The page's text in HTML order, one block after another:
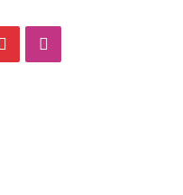
Pinterest